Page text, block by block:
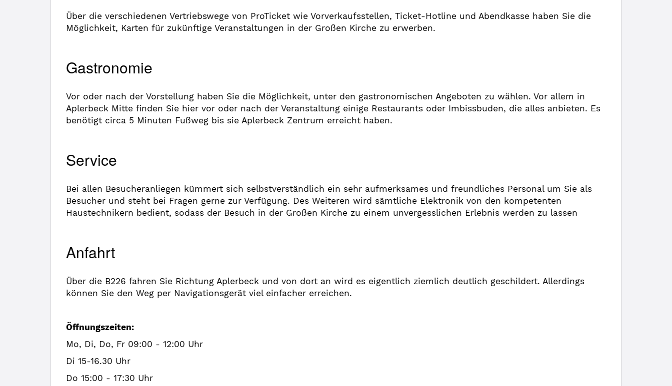
Über die verschiedenen Vertriebswege von ProTicket wie Vorverkaufsstellen, Ticket-Hotline und Abendkasse haben Sie die
Möglichkeit, Karten für zukünftige Veranstaltungen in der Großen Kirche zu erwerben.
Gastronomie
Vor oder nach der Vorstellung haben Sie die Möglichkeit, unter den gastronomischen Angeboten zu wählen. Vor allem in
Aplerbeck Mitte finden Sie hier vor oder nach der Veranstaltung einige Restaurants oder Imbissbuden, die alles anbieten. Es
benötigt circa 5 Minuten Fußweg bis sie Aplerbeck Zentrum erreicht haben.
Service
Bei allen Besucheranliegen kümmert sich selbstverständlich ein sehr aufmerksames und freundliches Personal um Sie als
Besucher und steht bei Fragen gerne zur Verfügung. Des Weiteren wird sämtliche Elektronik von den kompetenten
Haustechnikern bedient, sodass der Besuch in der Großen Kirche zu einem unvergesslichen Erlebnis werden zu lassen
Anfahrt
Über die B226 fahren Sie Richtung Aplerbeck und von dort an wird es eigentlich ziemlich deutlich geschildert. Allerdings
können Sie den Weg per Navigationsgerät viel einfacher erreichen.
Öffnungszeiten:
Mo, Di, Do, Fr 09:00 - 12:00 Uhr
Di 15-16.30 Uhr
Do 15:00 - 17:30 Uhr